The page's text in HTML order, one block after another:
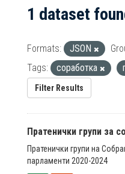
1 dataset
Formats: JSON
Tags:
соработка
Filter Results
Пратенички групи за
Пратенички групи на
парламенти 2020-2024